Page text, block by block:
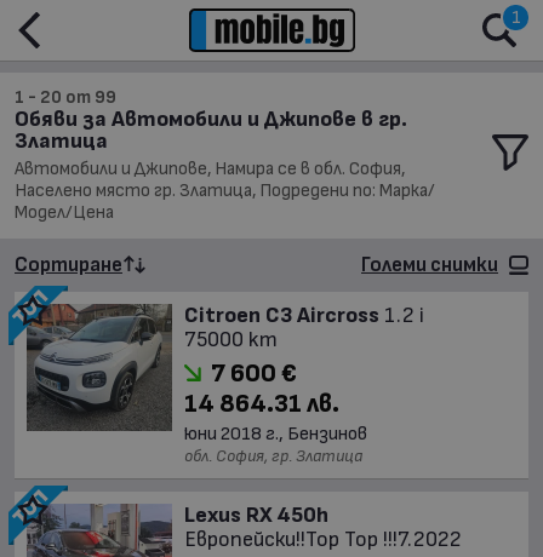
1
1 - 20 от 99
Обяви за Автомобили и Джипове в гр.
Златица
Автомобили и Джипове, Намира се в обл. София,
Населено място гр. Златица, Подредени по: Марка/
Модел/Цена
Сортиране Големи снимки
Citroen C3 Aircross 1.2 i
75000 km
7 600 €
14 864.31 лв.
юни 2018 г., Бензинов
обл. София, гр. Златица
Lexus RX 450h
Европейски!!Top Top !!!7.2022